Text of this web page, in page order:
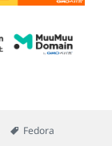
タ
Fedora